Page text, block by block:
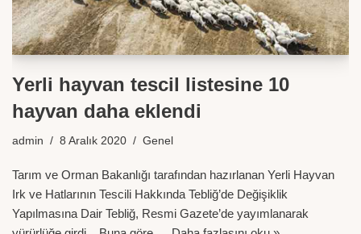
Yerli hayvan tescil listesine 10
hayvan daha eklendi
admin 8 Aralık 2020 Genel
Tarım ve Orman Bakanlığı tarafından hazırlanan Yerli Hayvan
Irk ve Hatlarının Tescili Hakkında Tebliğ’de Değişiklik
Yapılmasına Dair Tebliğ, Resmi Gazete’de yayımlanarak